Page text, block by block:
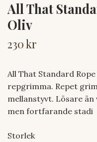
All That
Oliv
230 kr
All That Standard
repgrimma. Repet
mellanstyvt. Lösare
men fortfarande stadi
Storlek